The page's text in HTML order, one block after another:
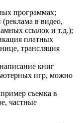
программах;
(реклама в видео,
ссылок и т.д.);
платных
трансляция
книг
игр, можно
съемка в
частные